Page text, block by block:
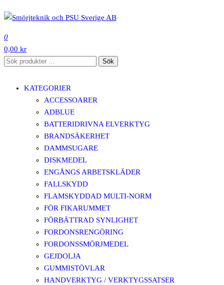
till
innehåll
0
0,00 kr
Sök
Sök
KATEGORIER
ACCESSOARER
ADBLUE
BATTERIDRIVNA ELVERKTYG
BRANDSÄKERHET
DAMMSUGARE
DISKMEDEL
ENGÅNGS ARBETSKLÄDER
FALLSKYDD
FLAMSKYDDAD MULTI-NORM
FÖR FIKARUMMET
FÖRBÄTTRAD SYNLIGHET
FORDONSRENGÖRING
FORDONSSMÖRJMEDEL
GEJDOLJA
GUMMISTÖVLAR
HANDVERKTYG / VERKTYGSSATSER